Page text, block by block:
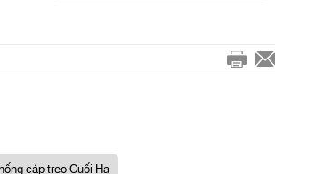
cáp treo Cuối Hạ